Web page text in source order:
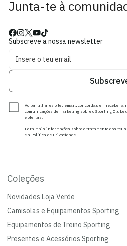
Junta-te à
Subscreve a nossa newsletter
Ao partilhares o teu email, concordas em receber a
comunicações de marketing sobre o Sporting Clube
e ofertas.
Para mais informações sobre o tratamento dos teus
e a Política de Privacidade.
Coleções
Novidades Loja Verde
Camisolas e Equipamentos Sporting
Equipamentos de Treino Sporting
Presentes e Acessórios Sporting